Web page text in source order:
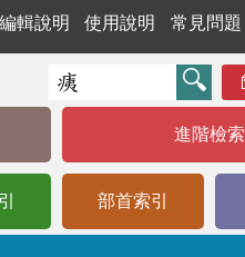
編輯說明 使用說明 常見問題
進階檢索
部首索引